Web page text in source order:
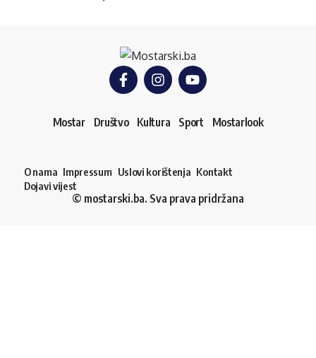
Mostar Društvo Kultura Sport Mostarlook
O nama Impressum Uslovi korištenja Kontakt
Dojavi vijest
© mostarski.ba. Sva prava pridržana